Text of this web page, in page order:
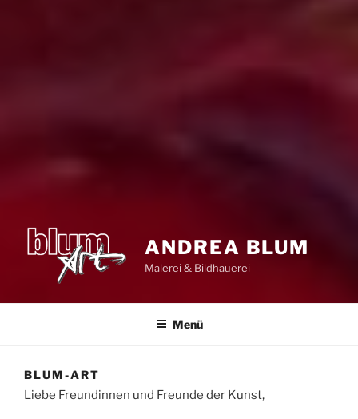
ANDREA BLUM
Malerei & Bildhauerei
Menü
BLUM-ART
Liebe Freundinnen und Freunde der Kunst,